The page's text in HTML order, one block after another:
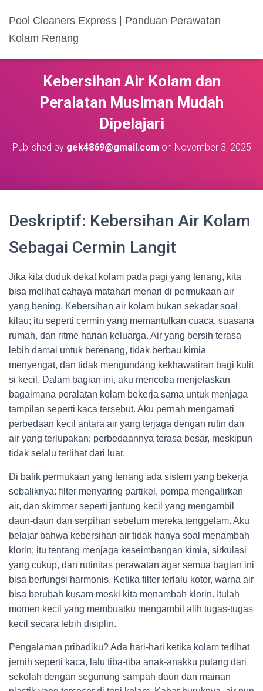
Pool Cleaners Express | Panduan Perawatan
Kolam Renang
Kebersihan Air Kolam dan
Peralatan Musiman Mudah
Dipelajari
Published by gek4869@gmail.com on November 3, 2025
Deskriptif: Kebersihan Air Kolam
Sebagai Cermin Langit
Jika kita duduk dekat kolam pada pagi yang tenang, kita
bisa melihat cahaya matahari menari di permukaan air
yang bening. Kebersihan air kolam bukan sekadar soal
kilau; itu seperti cermin yang memantulkan cuaca, suasana
rumah, dan ritme harian keluarga. Air yang bersih terasa
lebih damai untuk berenang, tidak berbau kimia
menyengat, dan tidak mengundang kekhawatiran bagi kulit
si kecil. Dalam bagian ini, aku mencoba menjelaskan
bagaimana peralatan kolam bekerja sama untuk menjaga
tampilan seperti kaca tersebut. Aku pernah mengamati
perbedaan kecil antara air yang terjaga dengan rutin dan
air yang terlupakan; perbedaannya terasa besar, meskipun
tidak selalu terlihat dari luar.
Di balik permukaan yang tenang ada sistem yang bekerja
sebaliknya: filter menyaring partikel, pompa mengalirkan
air, dan skimmer seperti jantung kecil yang mengambil
daun-daun dan serpihan sebelum mereka tenggelam. Aku
belajar bahwa kebersihan air tidak hanya soal menambah
klorin; itu tentang menjaga keseimbangan kimia, sirkulasi
yang cukup, dan rutinitas perawatan agar semua bagian ini
bisa berfungsi harmonis. Ketika filter terlalu kotor, warna air
bisa berubah kusam meski kita menambah klorin. Itulah
momen kecil yang membuatku mengambil alih tugas-tugas
kecil secara lebih disiplin.
Pengalaman pribadiku? Ada hari-hari ketika kolam terlihat
jernih seperti kaca, lalu tiba-tiba anak-anakku pulang dari
sekolah dengan segunung sampah daun dan mainan